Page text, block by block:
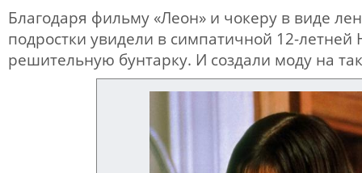
Благодаря фильму «Леон» и чокеру в виде
подростки увидели в симпатичной 12-
решительную бунтарку. И создали моду на